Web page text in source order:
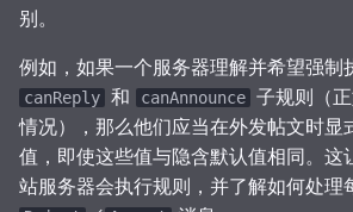
别。
例如，如果一个服务器理解并希望强制
canReply 和 canAnnounce 子规则（
情况），那么他们应当在外发帖文时显
值，即使这些值与隐含默认值相同。这
站服务器会执行规则，并了解如何处理